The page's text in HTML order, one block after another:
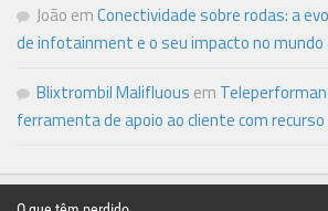
João emConectividade sobre rodas: a
de infotainment e o seu impacto no
Blixtrombil Malifluous em
ferramenta de apoio ao cliente com recurso